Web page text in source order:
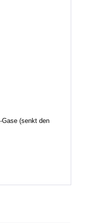
Gase (senkt den